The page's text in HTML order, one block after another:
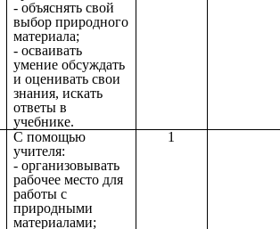
- объяснять свой
выбор природного
материала;
- осваивать
умение обсуждать
и оценивать свои
знания, искать
ответы в
учебнике.
С помощью
учителя:
- организовывать
рабочее место для
работы с
природными
материалами;
1